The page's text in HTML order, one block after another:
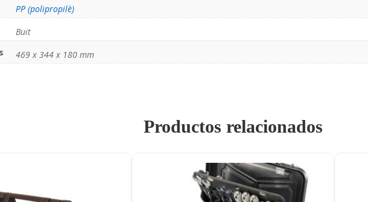
PP (polipropilè)
Buit
469 x 344 x 180 mm
Productos relacionados